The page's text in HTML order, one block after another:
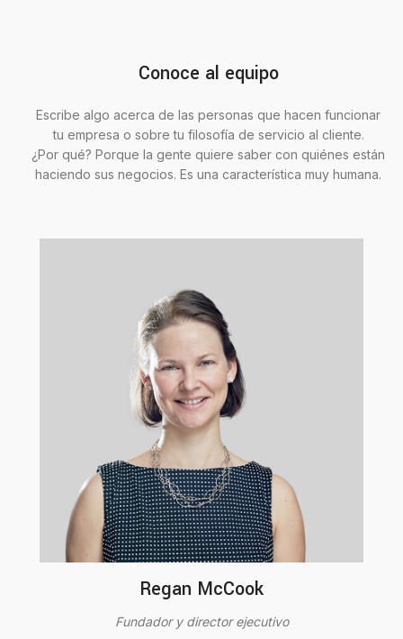
Conoce al equipo
Escribe algo acerca de las personas que hacen funcionar
tu empresa o sobre tu filosofía de servicio al cliente.
¿Por qué? Porque la gente quiere saber con quiénes están
haciendo sus negocios. Es una característica muy humana.
Regan McCook
Fundador y director ejecutivo